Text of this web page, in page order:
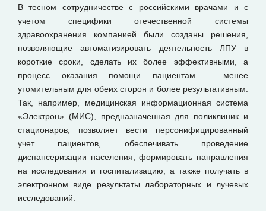
В тесном сотрудничестве с российскими врачами и с
учетом специфики отечественной системы
здравоохранения компанией были созданы решения,
позволяющие автоматизировать деятельность ЛПУ в
короткие сроки, сделать их более эффективными, а
процесс оказания помощи пациентам – менее
утомительным для обеих сторон и более результативным.
Так, например, медицинская информационная система
«Электрон» (МИС), предназначенная для поликлиник и
стационаров, позволяет вести персонифицированный
учет пациентов, обеспечивать проведение
диспансеризации населения, формировать направления
на исследования и госпитализацию, а также получать в
электронном виде результаты лабораторных и лучевых
исследований.